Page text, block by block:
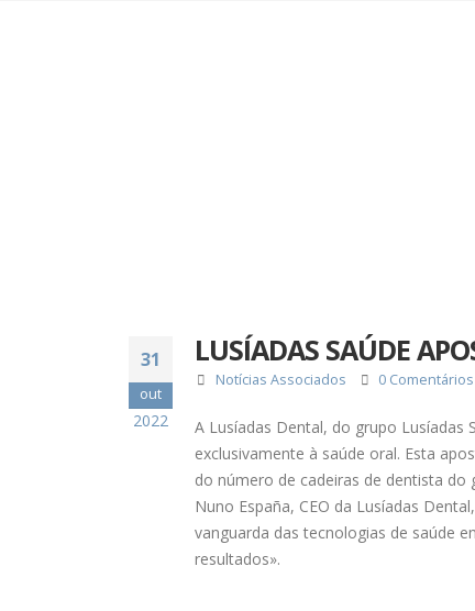
31
out
2022
LUSÍADAS SAÚDE
Notícias Associados 0 Comentários
A Lusíadas Dental, do grupo Lusíadas
exclusivamente à saúde oral. Esta
do número de cadeiras de dentista
Nuno España, CEO da Lusíadas
vanguarda das tecnologias de saúde
resultados».